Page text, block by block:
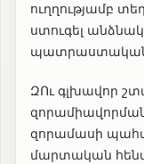
ուղղությամբ
ստուգել
ԶՈւ գլխավոր
զորամասի
մարտական